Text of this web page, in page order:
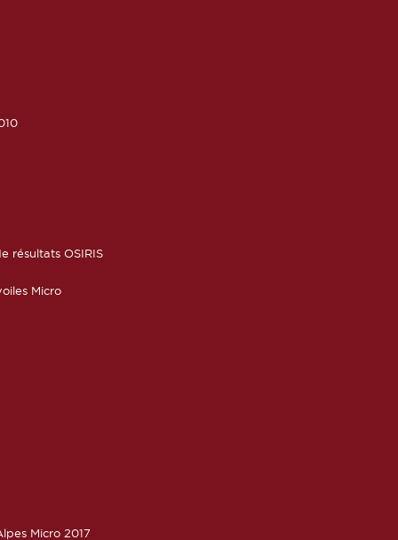
résultats OSIRIS
Micro
Micro 2017